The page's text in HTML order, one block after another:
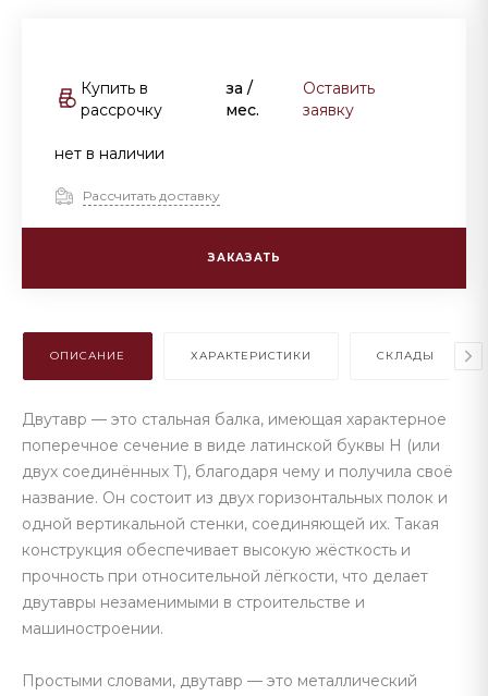
Купить в
рассрочку
за/
мес.
Оставить
заявку
нет в наличии
Рассчитать доставку
ЗАКАЗАТЬ
ОПИСАНИЕ ХАРАКТЕРИСТИКИ СКЛАДЫ
Двутавр — это стальная балка, имеющая характерное
поперечное сечение в виде латинской буквы H (или
двух соединённых Т), благодаря чему и получила своё
название. Он состоит из двух горизонтальных полок и
одной вертикальной стенки, соединяющей их. Такая
конструкция обеспечивает высокую жёсткость и
прочность при относительной лёгкости, что делает
двутавры незаменимыми в строительстве и
машиностроении.
Простыми словами, двутавр — это металлический